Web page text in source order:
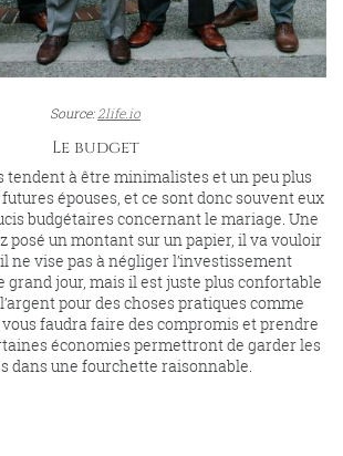
Source:2life.io
Le budget
tendent à être minimalistes et un peu plus
épouses, et ce sont donc souvent eux
budgétaires concernant le mariage. Une
posé un montant sur un papier, il va vouloir
il ne vise pas à négliger l’investissement
grand jour, mais il est juste plus confortable
pour des choses pratiques comme
faudra faire des compromis et prendre
économies permettront de garder les
dans une fourchette raisonnable.